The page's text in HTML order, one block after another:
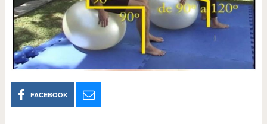
FACEBOOK